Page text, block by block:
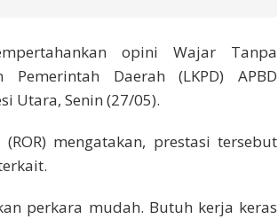
opini Wajar Tanpa
Daerah (LKPD) APBD
Utara, Senin (27/05).
mengatakan, prestasi tersebut
perkara mudah. Butuh kerja keras